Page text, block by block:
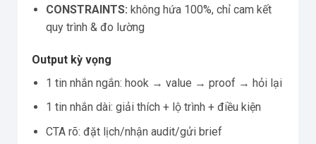
CONSTRAINTS: không hứa 100%, chỉ cam kết
quy trình & đo lường
Output kỳ vọng
1 tin nhắn ngắn: hook → value → proof → hỏi lại
1 tin nhắn dài: giải thích + lộ trình + điều kiện
CTA rõ: đặt lịch/nhận audit/gửi brief